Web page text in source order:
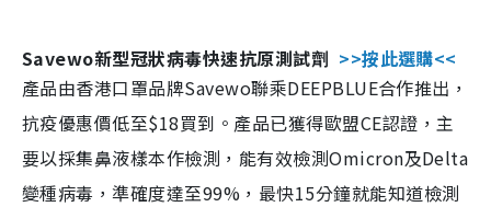
Savewo新型冠狀病毒快速抗原測試劑 >>按此選購<<
產品由香港口罩品牌Savewo聯乘DEEPBLUE合作推出，
抗疫優惠價低至$18買到。產品已獲得歐盟CE認證，主
要以採集鼻液樣本作檢測，能有效檢測Omicron及Delta
變種病毒，準確度達至99%，最快15分鐘就能知道檢測